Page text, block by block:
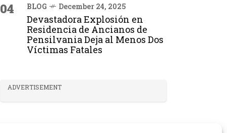
04 BLOG December 24, 2025
Devastadora Explosión en
Residencia de Ancianos de
Pensilvania Deja al Menos Dos
Víctimas Fatales
ADVERTISEMENT